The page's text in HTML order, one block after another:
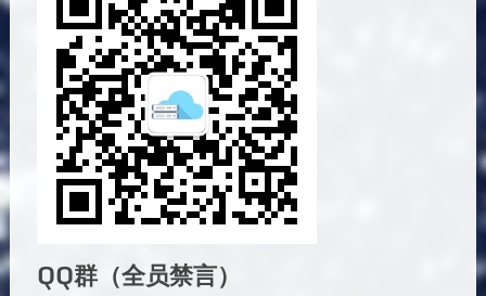
QQ群（全员禁言）